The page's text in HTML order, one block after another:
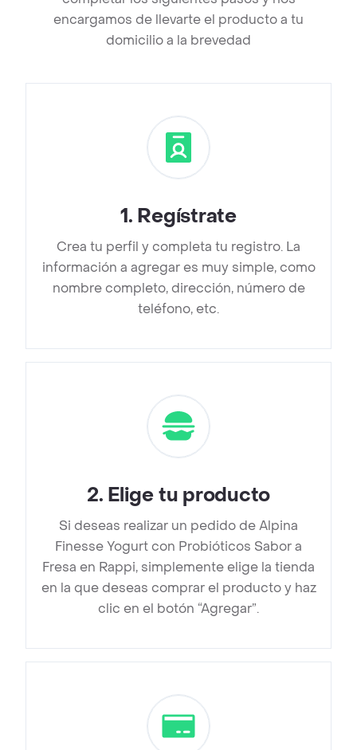
encargamos de llevarte el producto a tu
domicilio a la brevedad
1. Regístrate
Crea tu perfil y completa tu registro. La
información a agregar es muy simple, como
nombre completo, dirección, número de
teléfono, etc.
2. Elige tu producto
Si deseas realizar un pedido de Alpina
Finesse Yogurt con Probióticos Sabor a
Fresa en Rappi, simplemente elige la tienda
en la que deseas comprar el producto y haz
clic en el botón “Agregar”.